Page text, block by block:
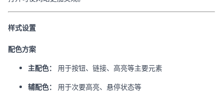
样式设置
配色方案
主配色：
用于按钮、链接、高亮等主要元素
辅配色：
用于次要高亮、悬停状态等